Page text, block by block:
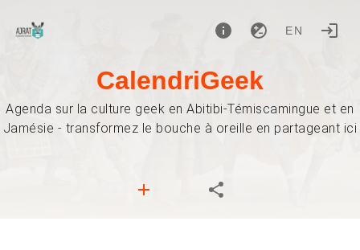
EN
CalendriGeek
Agenda sur la culture geek en Abitibi-Témiscamingue et en
Jamésie - transformez le bouche à oreille en partageant ici